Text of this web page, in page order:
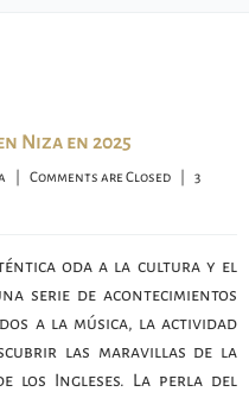
Niza en 2025
Comments are Closed
3
oda a la cultura y el
serie de acontecimientos
a la música, la actividad
las maravillas de la
los Ingleses. La perla del